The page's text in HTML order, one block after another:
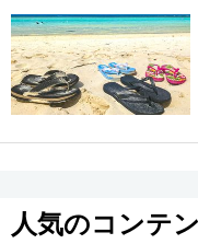
人気のコンテ